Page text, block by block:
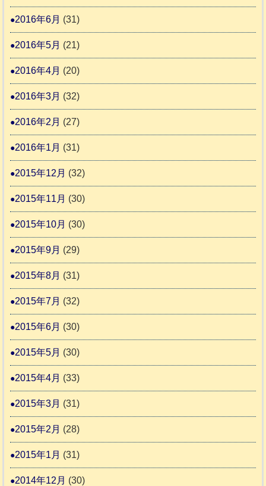
2016年6月 (31)
2016年5月 (21)
2016年4月 (20)
2016年3月 (32)
2016年2月 (27)
2016年1月 (31)
2015年12月 (32)
2015年11月 (30)
2015年10月 (30)
2015年9月 (29)
2015年8月 (31)
2015年7月 (32)
2015年6月 (30)
2015年5月 (30)
2015年4月 (33)
2015年3月 (31)
2015年2月 (28)
2015年1月 (31)
2014年12月 (30)